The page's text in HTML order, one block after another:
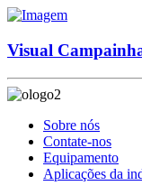
Visual
Sobre nós
Contate-nos
Equipamento
Aplicações da